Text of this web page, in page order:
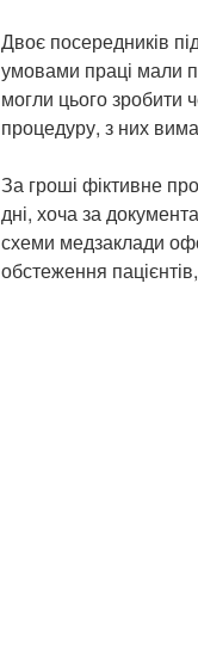
Двоє посередників
умовами праці мали
могли цього зробити
процедуру, з них
За гроші фіктивне
дні, хоча за
схеми медзаклади
обстеження